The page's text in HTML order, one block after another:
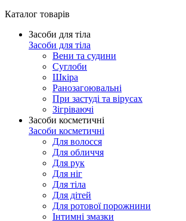
Каталог товарів
Засоби для тіла
Засоби для тіла
Вени та судини
Суглоби
Шкіра
Ранозагоювальні
При застуді та вірусах
Зігріваючі
Засоби косметичні
Засоби косметичні
Для волосся
Для обличчя
Для рук
Для ніг
Для тіла
Для дітей
Для ротової порожнини
Інтимні змазки